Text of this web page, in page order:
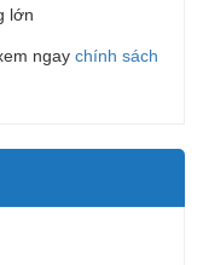
lớn
ngay chính sách